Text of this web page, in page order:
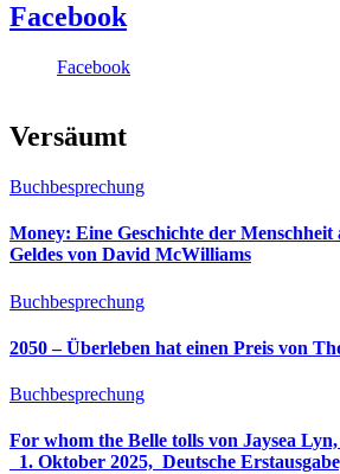
Facebook
Facebook
Versäumt
Buchbesprechung
Money: Eine Geschichte der Menschheit
Geldes von David McWilliams
Buchbesprechung
2050 – Überleben hat einen Preis von
Buchbesprechung
For whom the Belle tolls von Jaysea
1. Oktober 2025, ‎ Deutsche